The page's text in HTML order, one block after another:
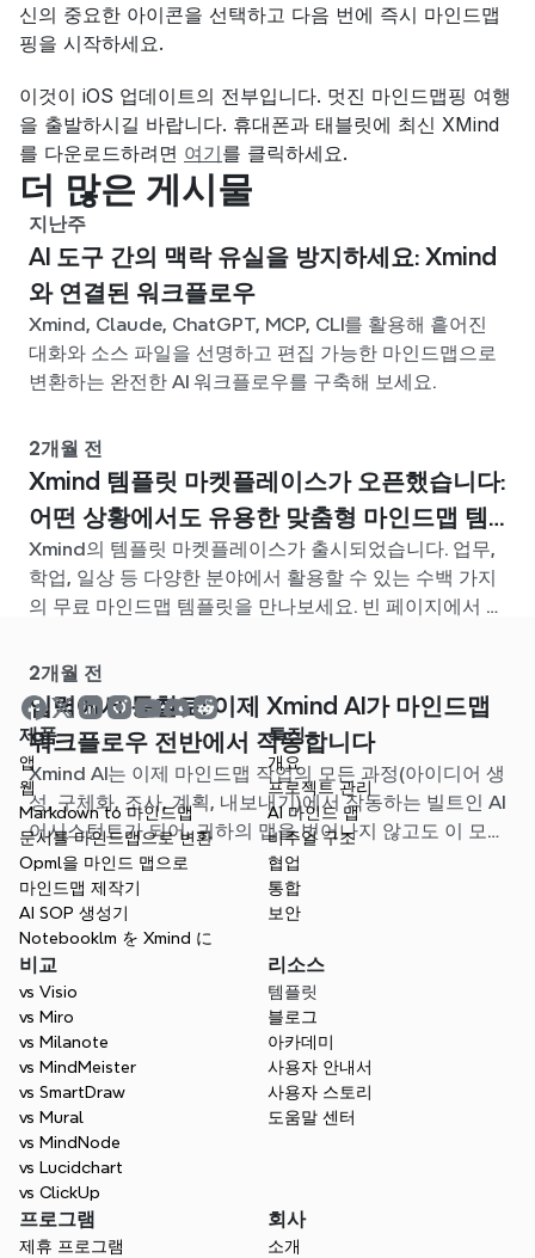
신의 중요한 아이콘을 선택하고 다음 번에 즉시 마인드맵
핑을 시작하세요.
이것이 iOS 업데이트의 전부입니다. 멋진 마인드맵핑 여행
을 출발하시길 바랍니다. 휴대폰과 태블릿에 최신 XMind
를 다운로드하려면 여기를 클릭하세요.
더 많은 게시물
지난주
AI 도구 간의 맥락 유실을 방지하세요: Xmind
와 연결된 워크플로우
Xmind, Claude, ChatGPT, MCP, CLI를 활용해 흩어진
대화와 소스 파일을 선명하고 편집 가능한 마인드맵으로
변환하는 완전한 AI 워크플로우를 구축해 보세요.
2개월 전
Xmind 템플릿 마켓플레이스가 오픈했습니다:
어떤 상황에서도 유용한 맞춤형 마인드맵 템
플릿을 찾아보세요
Xmind의 템플릿 마켓플레이스가 출시되었습니다. 업무,
학업, 일상 등 다양한 분야에서 활용할 수 있는 수백 가지
의 무료 마인드맵 템플릿을 만나보세요. 빈 페이지에서 고
2개월 전
입력에서 통찰로: 이제 Xmind AI가 마인드맵
워크플로우 전반에서 작동합니다
Xmind AI는 이제 마인드맵 작업의 모든 과정(아이디어 생
성, 구체화, 조사, 계획, 내보내기)에서 작동하는 빌트인 AI
어시스턴트가 되어, 귀하의 맵을 벗어나지 않고도 이 모든
것을 처리할 수 있도록 지원합니다.
제품
앱
웹
Markdown to 마인드맵
문서를 마인드맵으로 변환
Opml을 마인드 맵으로
마인드맵 제작기
AI SOP 생성기
Notebooklm を Xmind に
특징
개요
프로젝트 관리
AI 마인드 맵
비주얼 구조
협업
통합
보안
비교
vs Visio
vs Miro
vs Milanote
vs MindMeister
vs SmartDraw
vs Mural
vs MindNode
vs Lucidchart
vs ClickUp
리소스
템플릿
블로그
아카데미
사용자 안내서
사용자 스토리
도움말 센터
프로그램
제휴 프로그램
회사
소개